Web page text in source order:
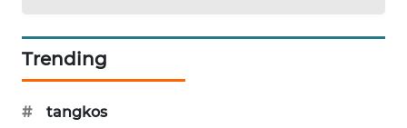
Trending
#
tangkos